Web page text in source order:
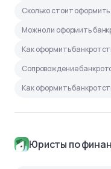
Сколько стоит
Можно ли оформить
Как оформить
Сопровождение
Как оформить
Юристы по